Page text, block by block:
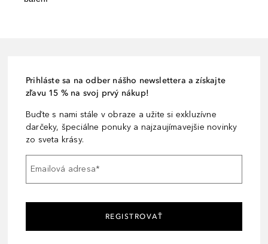
Prihláste sa na odber nášho newslettera a získajte
zľavu 15 % na svoj prvý nákup!
Buďte s nami stále v obraze a užite si exkluzívne
darčeky, špeciálne ponuky a najzaujímavejšie novinky
zo sveta krásy.
Emailová adresa*
REGISTROVAŤ